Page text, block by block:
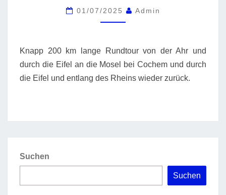
–
JUNI
01/07/2025 Admin
Knapp 200 km lange Rundtour von der Ahr und
durch die Eifel an die Mosel bei Cochem und durch
die Eifel und entlang des Rheins wieder zurück.
Suchen
Suchen